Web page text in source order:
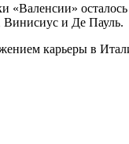
Винисиус и Де Пауль.
карьеры в